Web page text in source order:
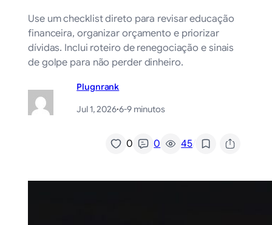
Use um checklist direto para revisar educação
financeira, organizar orçamento e priorizar
dívidas. Inclui roteiro de renegociação e sinais
de golpe para não perder dinheiro.
Plugnrank
Jul 1, 2026·6-9 minutos
0 0 45/